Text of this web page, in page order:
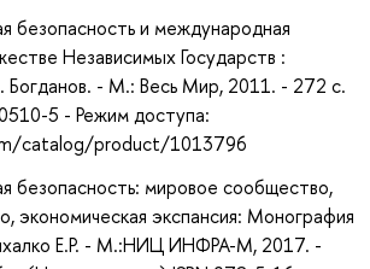
безопасность и международная
Независимых Государств :
- М.: Весь Мир, 2011. - 272 с.
5 - Режим доступа:
catalog/product/1013796
безопасность: мировое сообщество,
экономическая экспансия: Монография
Е.Р. - М.:НИЦ ИНФРА-М, 2017. -